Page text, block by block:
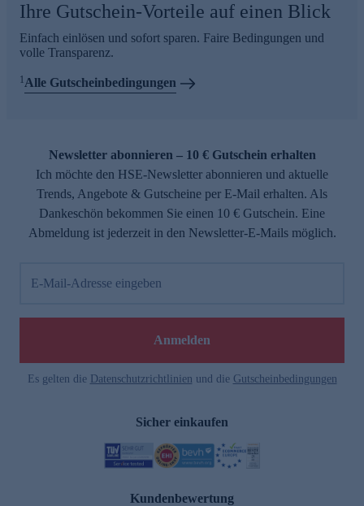
Ihre Gutschein-Vorteile auf einen Blick
Einfach einlösen und sofort sparen. Faire Bedingungen und
volle Transparenz.
1Alle Gutscheinbedingungen
Newsletter abonnieren – 10 € Gutschein erhalten
Ich möchte den HSE-Newsletter abonnieren und aktuelle
Trends, Angebote & Gutscheine per E-Mail erhalten. Als
Dankeschön bekommen Sie einen 10 € Gutschein. Eine
Abmeldung ist jederzeit in den Newsletter-E-Mails möglich.
E-Mail-Adresse eingeben
Anmelden
Es gelten die Datenschutzrichtlinien und die Gutscheinbedingungen
Sicher einkaufen
Kundenbewertung